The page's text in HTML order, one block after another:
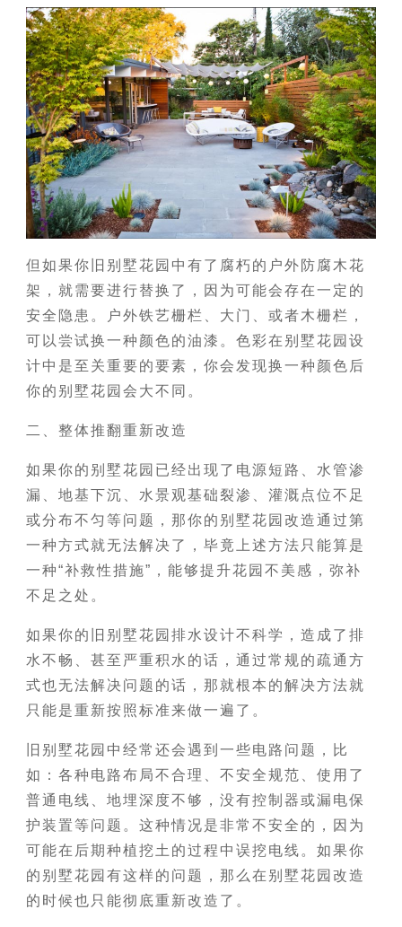
但如果你旧别墅花园中有了腐朽的户外防腐木花
架，就需要进行替换了，因为可能会存在一定的
安全隐患。户外铁艺栅栏、大门、或者木栅栏，
可以尝试换一种颜色的油漆。色彩在别墅花园设
计中是至关重要的要素，你会发现换一种颜色后
你的别墅花园会大不同。
二、整体推翻重新改造
如果你的别墅花园已经出现了电源短路、水管渗
漏、地基下沉、水景观基础裂渗、灌溉点位不足
或分布不匀等问题，那你的别墅花园改造通过第
一种方式就无法解决了，毕竟上述方法只能算是
一种“补救性措施”，能够提升花园不美感，弥补
不足之处。
如果你的旧别墅花园排水设计不科学，造成了排
水不畅、甚至严重积水的话，通过常规的疏通方
式也无法解决问题的话，那就根本的解决方法就
只能是重新按照标准来做一遍了。
旧别墅花园中经常还会遇到一些电路问题，比
如：各种电路布局不合理、不安全规范、使用了
普通电线、地埋深度不够，没有控制器或漏电保
护装置等问题。这种情况是非常不安全的，因为
可能在后期种植挖土的过程中误挖电线。如果你
的别墅花园有这样的问题，那么在别墅花园改造
的时候也只能彻底重新改造了。